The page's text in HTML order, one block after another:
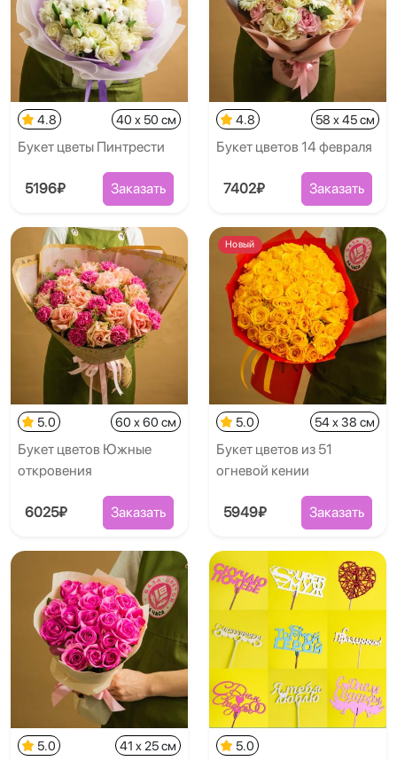
4.8 40 x 50 см
Букет цветы Пинтрести
5196₽ Заказать
4.8 58 x 45 см
Букет цветов 14 февраля
7402₽ Заказать
5.0 60 x 60 см
Букет цветов Южные
откровения
6025₽ Заказать
Новый
5.0 54 x 38 см
Букет цветов из 51
огневой кении
5949₽ Заказать
5.0 41 x 25 см 5.0